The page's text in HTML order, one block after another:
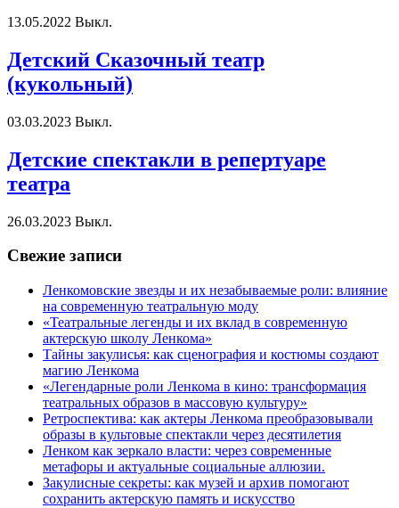
13.05.2022 Выкл.
Детский Сказочный театр
(кукольный)
03.03.2023 Выкл.
Детские спектакли в репертуаре
театра
26.03.2023 Выкл.
Свежие записи
Ленкомовские звезды и их незабываемые роли: влияние
на современную театральную моду
«Театральные легенды и их вклад в современную
актерскую школу Ленкома»
Тайны закулисья: как сценография и костюмы создают
магию Ленкома
«Легендарные роли Ленкома в кино: трансформация
театральных образов в массовую культуру»
Ретроспектива: как актеры Ленкома преобразовывали
образы в культовые спектакли через десятилетия
Ленком как зеркало власти: через современные
метафоры и актуальные социальные аллюзии.
Закулисные секреты: как музей и архив помогают
сохранить актерскую память и искусство